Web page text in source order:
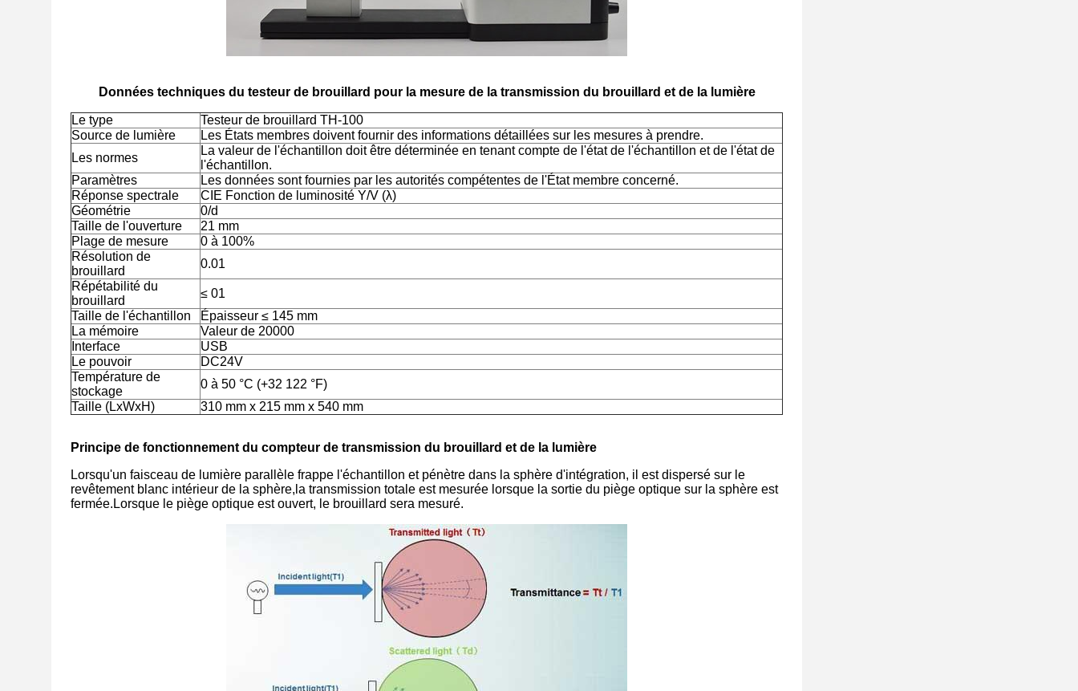
Données techniques du testeur de brouillard pour la mesure de la transmission du brouillard et de la lumière
Le type
Testeur de brouillard TH-100
Source de lumière
Les États membres doivent fournir des informations détaillées sur les mesures à prendre.
Les normes
La valeur de l'échantillon doit être déterminée en tenant compte de l'état de l'échantillon et de l'état de
l'échantillon.
Paramètres
Les données sont fournies par les autorités compétentes de l'État membre concerné.
Réponse spectrale
CIE Fonction de luminosité Y/V (λ)
Géométrie
0/d
Taille de l'ouverture
21 mm
Plage de mesure
0 à 100%
Résolution de
brouillard
0.01
Répétabilité du
brouillard
≤ 01
Taille de l'échantillon
Épaisseur ≤ 145 mm
La mémoire
Valeur de 20000
Interface
USB
Le pouvoir
DC24V
Température de
stockage
0 à 50 °C (+32 122 °F)
Taille (LxWxH)
310 mm x 215 mm x 540 mm
Principe de fonctionnement du compteur de transmission du brouillard et de la lumière
Lorsqu'un faisceau de lumière parallèle frappe l'échantillon et pénètre dans la sphère d'intégration, il est dispersé sur le
revêtement blanc intérieur de la sphère,la transmission totale est mesurée lorsque la sortie du piège optique sur la sphère est
fermée.Lorsque le piège optique est ouvert, le brouillard sera mesuré.